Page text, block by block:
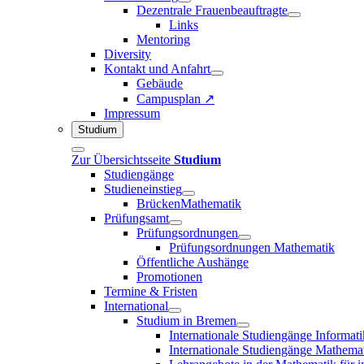
Dezentrale Frauenbeauftragte
Links
Mentoring
Diversity
Kontakt und Anfahrt
Gebäude
Campusplan ↗
Impressum
Studium
Zur Übersichtsseite Studium
Studiengänge
Studieneinstieg
BrückenMathematik
Prüfungsamt
Prüfungsordnungen
Prüfungsordnungen Mathematik
Öffentliche Aushänge
Promotionen
Termine & Fristen
International
Studium in Bremen
Internationale Studiengänge
Internationale Studiengänge